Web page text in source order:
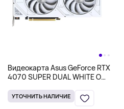
Видеокарта Asus GeForce RTX
4070 SUPER DUAL WHITE OC
УТОЧНИТЬ НАЛИЧИЕ